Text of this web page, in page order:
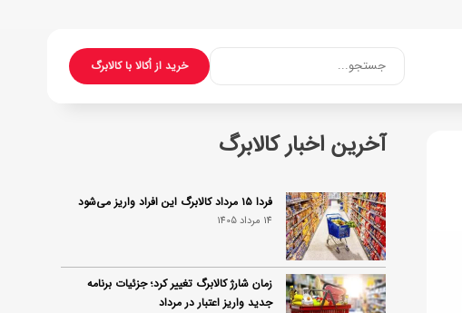
خرید از اُکالا با کالابرگجستجو...
آخرین اخبار کالابرگ
فردا ۱۵ مرداد کالابرگ این افراد واریز می‌شود
14 مرداد 1405
زمان شارژ کالابرگ تغییر کرد؛ جزئیات برنامه
جدید واریز اعتبار در مرداد